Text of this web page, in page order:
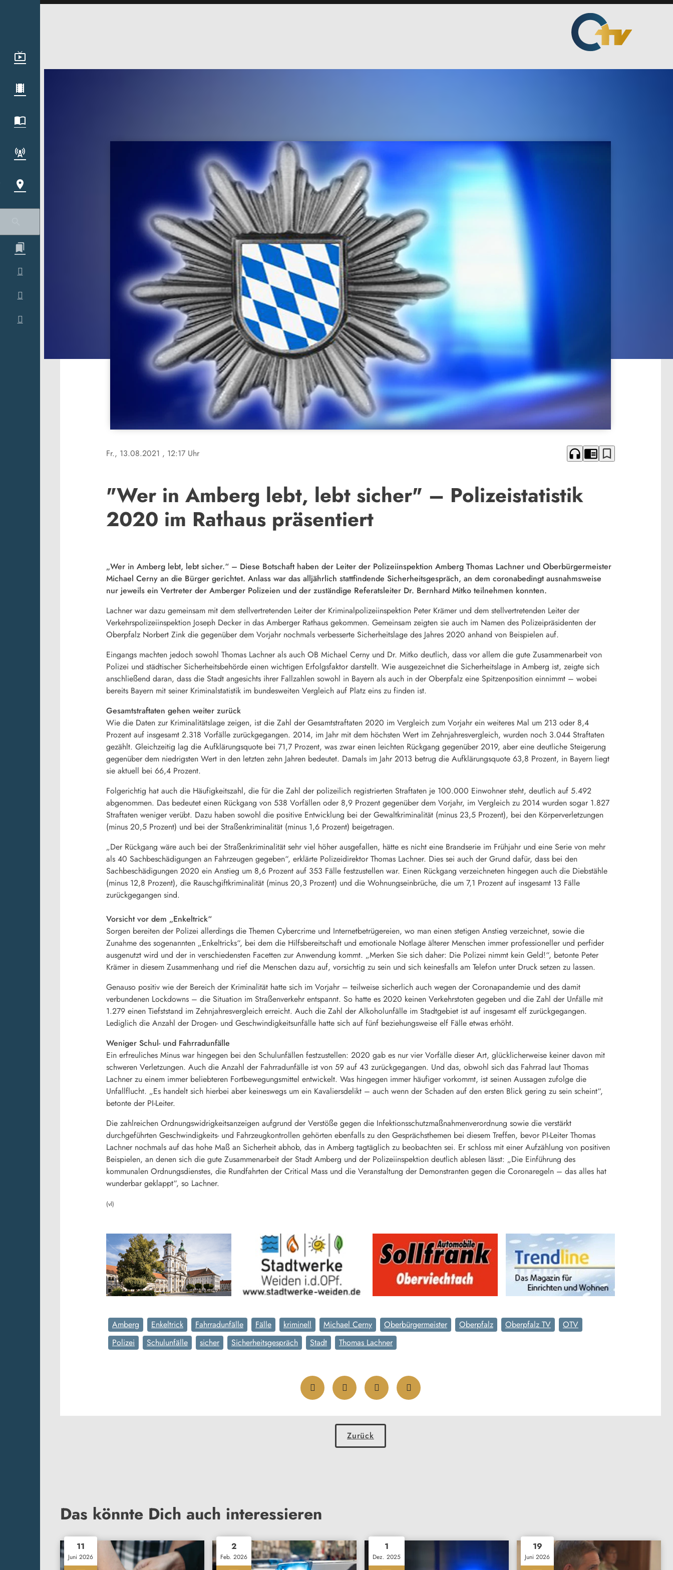
Fr., 13.08.2021 , 12:17 Uhr headphones chrome_reader_mode bookmark_border
"Wer in Amberg lebt, lebt sicher" – Polizeistatistik
2020 im Rathaus präsentiert
„Wer in Amberg lebt, lebt sicher.“ – Diese Botschaft haben der Leiter der Polizeiinspektion Amberg Thomas Lachner und Oberbürgermeister
Michael Cerny an die Bürger gerichtet. Anlass war das alljährlich stattfindende Sicherheitsgespräch, an dem coronabedingt ausnahmsweise
nur jeweils ein Vertreter der Amberger Polizeien und der zuständige Referatsleiter Dr. Bernhard Mitko teilnehmen konnten.
Lachner war dazu gemeinsam mit dem stellvertretenden Leiter der Kriminalpolizeiinspektion Peter Krämer und dem stellvertretenden Leiter der
Verkehrspolizeiinspektion Joseph Decker in das Amberger Rathaus gekommen. Gemeinsam zeigten sie auch im Namen des Polizeipräsidenten der
Oberpfalz Norbert Zink die gegenüber dem Vorjahr nochmals verbesserte Sicherheitslage des Jahres 2020 anhand von Beispielen auf.
Eingangs machten jedoch sowohl Thomas Lachner als auch OB Michael Cerny und Dr. Mitko deutlich, dass vor allem die gute Zusammenarbeit von
Polizei und städtischer Sicherheitsbehörde einen wichtigen Erfolgsfaktor darstellt. Wie ausgezeichnet die Sicherheitslage in Amberg ist, zeigte sich
anschließend daran, dass die Stadt angesichts ihrer Fallzahlen sowohl in Bayern als auch in der Oberpfalz eine Spitzenposition einnimmt – wobei
bereits Bayern mit seiner Kriminalstatistik im bundesweiten Vergleich auf Platz eins zu finden ist.
Gesamtstraftaten gehen weiter zurück
Wie die Daten zur Kriminalitätslage zeigen, ist die Zahl der Gesamtstraftaten 2020 im Vergleich zum Vorjahr ein weiteres Mal um 213 oder 8,4
Prozent auf insgesamt 2.318 Vorfälle zurückgegangen. 2014, im Jahr mit dem höchsten Wert im Zehnjahresvergleich, wurden noch 3.044 Straftaten
gezählt. Gleichzeitig lag die Aufklärungsquote bei 71,7 Prozent, was zwar einen leichten Rückgang gegenüber 2019, aber eine deutliche Steigerung
gegenüber dem niedrigsten Wert in den letzten zehn Jahren bedeutet. Damals im Jahr 2013 betrug die Aufklärungsquote 63,8 Prozent, in Bayern liegt
sie aktuell bei 66,4 Prozent.
Folgerichtig hat auch die Häufigkeitszahl, die für die Zahl der polizeilich registrierten Straftaten je 100.000 Einwohner steht, deutlich auf 5.492
abgenommen. Das bedeutet einen Rückgang von 538 Vorfällen oder 8,9 Prozent gegenüber dem Vorjahr, im Vergleich zu 2014 wurden sogar 1.827
Straftaten weniger verübt. Dazu haben sowohl die positive Entwicklung bei der Gewaltkriminalität (minus 23,5 Prozent), bei den Körperverletzungen
(minus 20,5 Prozent) und bei der Straßenkriminalität (minus 1,6 Prozent) beigetragen.
„Der Rückgang wäre auch bei der Straßenkriminalität sehr viel höher ausgefallen, hätte es nicht eine Brandserie im Frühjahr und eine Serie von mehr
als 40 Sachbeschädigungen an Fahrzeugen gegeben“, erklärte Polizeidirektor Thomas Lachner. Dies sei auch der Grund dafür, dass bei den
Sachbeschädigungen 2020 ein Anstieg um 8,6 Prozent auf 353 Fälle festzustellen war. Einen Rückgang verzeichneten hingegen auch die Diebstähle
(minus 12,8 Prozent), die Rauschgiftkriminalität (minus 20,3 Prozent) und die Wohnungseinbrüche, die um 7,1 Prozent auf insgesamt 13 Fälle
zurückgegangen sind.
Vorsicht vor dem „Enkeltrick“
Sorgen bereiten der Polizei allerdings die Themen Cybercrime und Internetbetrügereien, wo man einen stetigen Anstieg verzeichnet, sowie die
Zunahme des sogenannten „Enkeltricks“, bei dem die Hilfsbereitschaft und emotionale Notlage älterer Menschen immer professioneller und perfider
ausgenutzt wird und der in verschiedensten Facetten zur Anwendung kommt. „Merken Sie sich daher: Die Polizei nimmt kein Geld!“, betonte Peter
Krämer in diesem Zusammenhang und rief die Menschen dazu auf, vorsichtig zu sein und sich keinesfalls am Telefon unter Druck setzen zu lassen.
Genauso positiv wie der Bereich der Kriminalität hatte sich im Vorjahr – teilweise sicherlich auch wegen der Coronapandemie und des damit
verbundenen Lockdowns – die Situation im Straßenverkehr entspannt. So hatte es 2020 keinen Verkehrstoten gegeben und die Zahl der Unfälle mit
1.279 einen Tiefststand im Zehnjahresvergleich erreicht. Auch die Zahl der Alkoholunfälle im Stadtgebiet ist auf insgesamt elf zurückgegangen.
Lediglich die Anzahl der Drogen- und Geschwindigkeitsunfälle hatte sich auf fünf beziehungsweise elf Fälle etwas erhöht.
Weniger Schul- und Fahrradunfälle
Ein erfreuliches Minus war hingegen bei den Schulunfällen festzustellen: 2020 gab es nur vier Vorfälle dieser Art, glücklicherweise keiner davon mit
schweren Verletzungen. Auch die Anzahl der Fahrradunfälle ist von 59 auf 43 zurückgegangen. Und das, obwohl sich das Fahrrad laut Thomas
Lachner zu einem immer beliebteren Fortbewegungsmittel entwickelt. Was hingegen immer häufiger vorkommt, ist seinen Aussagen zufolge die
Unfallflucht. „Es handelt sich hierbei aber keineswegs um ein Kavaliersdelikt – auch wenn der Schaden auf den ersten Blick gering zu sein scheint“,
betonte der PI-Leiter.
Die zahlreichen Ordnungswidrigkeitsanzeigen aufgrund der Verstöße gegen die Infektionsschutzmaßnahmenverordnung sowie die verstärkt
durchgeführten Geschwindigkeits- und Fahrzeugkontrollen gehörten ebenfalls zu den Gesprächsthemen bei diesem Treffen, bevor PI-Leiter Thomas
Lachner nochmals auf das hohe Maß an Sicherheit abhob, das in Amberg tagtäglich zu beobachten sei. Er schloss mit einer Aufzählung von positiven
Beispielen, an denen sich die gute Zusammenarbeit der Stadt Amberg und der Polizeiinspektion deutlich ablesen lässt: „Die Einführung des
kommunalen Ordnungsdienstes, die Rundfahrten der Critical Mass und die Veranstaltung der Demonstranten gegen die Coronaregeln – das alles hat
wunderbar geklappt“, so Lachner.
(vl)
Amberg Enkeltrick Fahrradunfälle Fälle kriminell Michael Cerny Oberbürgermeister Oberpfalz Oberpfalz TV
OTV
Polizei
Schulunfälle sicher Sicherheitsgespräch Stadt Thomas Lachner
Zurück
Das könnte Dich auch interessieren
11
Juni 2026
2
Feb. 2026
1
Dez. 2025
19
Juni 2026